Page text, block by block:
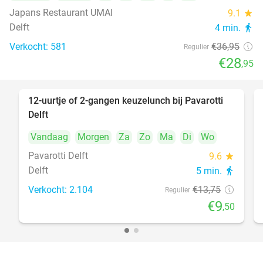
Japans Restaurant UMAI
9.1 star
Delft 4 min. directions_walk
Verkocht: 581 Regulier €36,95
€28,95
31%
12-uurtje of 2-gangen keuzelunch bij Pavarotti
Delft
Vandaag
Morgen Za Zo Ma Di
Wo
Pavarotti Delft
9.6 star
Delft 5 min. directions_walk
Verkocht: 2.104 Regulier €13,75
€9,50